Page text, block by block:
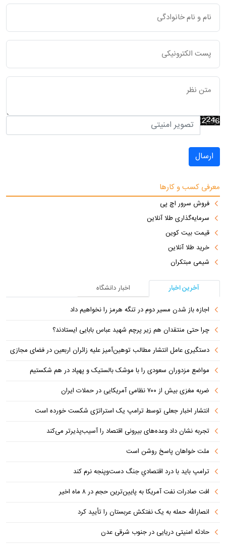
ارسال
معرفی کسب و کارها
فروش سرور اچ پی
سرمایه‌گذاری طلا آنلاین
قیمت بیت کوین
خرید طلا آنلاین
شیمی مبتکران
آخرین اخبار
اخبار دانشگاه
اجازه باز شدن مسیر دوم در تنگه هرمز را نخواهیم داد
چرا حتی منتقدان هم زیر پرچم شهید عباس بابایی ایستادند؟
دستگیری عامل انتشار مطالب توهین‌آمیز علیه زائران اربعین در فضای مجازی
مواضع مزدوران سعودی را با موشک بالستیک و پهپاد در هم شکستیم
ضربه مغزی بیش از ۷۰۰ نظامی آمریکایی در حملات ایران
انتشار اخبار جعلی توسط ترامپ یک استراتژی شکست خورده است
تجربه نشان داد وعده‌های بیرونی اقتصاد را آسیب‌پذیرتر می‌کند
ملت خواهان پاسخ روشن است
ترامپ باید با درد اقتصادیِ جنگ دست‌و‌پنجه نرم کند
افت صادرات نفت آمریکا به پایین‌ترین حجم در ۸ ماه اخیر
انصارالله حمله به یک نفتکش عربستان را تأیید کرد
حادثه امنیتی دریایی در جنوب شرقی عدن